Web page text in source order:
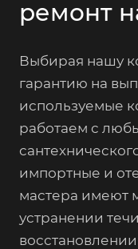
ремонт
Выбирая нашу
гарантию на
используемые
работаем с
импортные и
мастера имеют
устранении